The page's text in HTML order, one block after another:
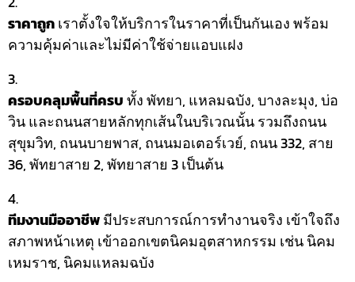
ราคาถูกเราตั้งใจให้บริการในราคาที่เป็นกันเอง พร้อม
ความคุ้มค่าและไม่มีค่าใช้จ่ายแอบแฝง
ครอบคลุมพื้นที่ครบทั้ง พัทยา, แหลมฉบัง, บางละมุง, บ่อ
วิน และถนนสายหลักทุกเส้นในบริเวณนั้น รวมถึงถนน
สุขุมวิท, ถนนบายพาส, ถนนมอเตอร์เวย์, ถนน 332, สาย
36, พัทยาสาย 2, พัทยาสาย 3 เป็นต้น
ทีมงานมืออาชีพมีประสบการณ์การทำงานจริง เข้าใจถึง
สภาพหน้าเหตุ เข้าออกเขตนิคมอุตสาหกรรม เช่น นิคม
เหมราช, นิคมแหลมฉบัง